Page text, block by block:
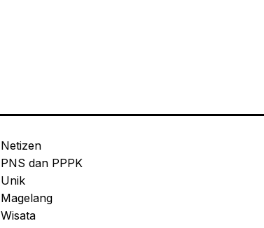
Netizen
PNS dan PPPK
Unik
Magelang
Wisata